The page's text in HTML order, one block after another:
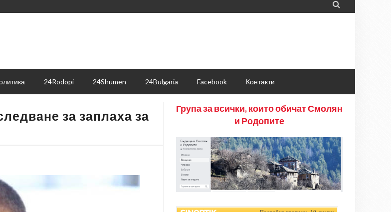

24Rodopi 24Shumen 24Bulgaria Facebook Контакти
за заплаха за
Група за всички, които обичат Смолян
и Родопите